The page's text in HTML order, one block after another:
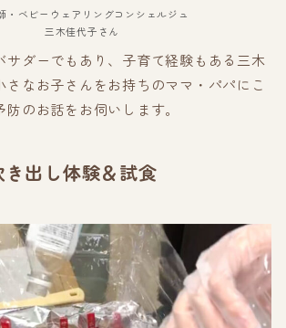
・ベビーウェアリングコンシェルジュ
三木佳代子さん
サダーでもあり、子育て経験もある三木
さなお子さんをお持ちのママ・パパにこ
のお話をお伺いします。
き出し体験＆試食